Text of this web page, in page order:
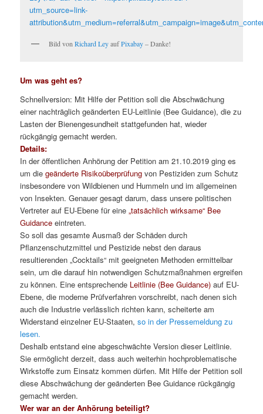
Bild vonRichard LeyaufPixabay– Danke!
Um was geht es?
Schnellversion: Mit Hilfe der Petition soll die Abschwächung
einer nachträglich geänderten EU-Leitlinie (Bee Guidance), die zu
Lasten der Bienengesundheit stattgefunden hat, wieder
rückgängig gemacht werden.
Details:
In der öffentlichen Anhörung der Petition am 21.10.2019 ging es
um diegeänderte Risikoüberprüfung von Pestiziden zum Schutz
insbesondere von Wildbienen und Hummeln und im allgemeinen
von Insekten. Genauer gesagt darum, dass unsere politischen
Vertreter auf EU-Ebene für eine„tatsächlich wirksame“ Bee
Guidance eintreten.
So soll das gesamte Ausmaß der Schäden durch
Pflanzenschutzmittel und Pestizide nebst den daraus
resultierenden „Cocktails“ mit geeigneten Methoden ermittelbar
sein, um die darauf hin notwendigen Schutzmaßnahmen ergreifen
zu können. Eine entsprechende Leitlinie (Bee Guidance) auf EU-
Ebene, die moderne Prüfverfahren vorschreibt, nach denen sich
auch die Industrie verlässlich richten kann, scheiterte am
Widerstand einzelner EU-Staaten,so in der Pressemeldung zu
lesen.
Deshalb entstand eine abgeschwächte Version dieser Leitlinie.
Sie ermöglicht derzeit, dass auch weiterhin hochproblematische
Wirkstoffe zum Einsatz kommen dürfen. Mit Hilfe der Petition soll
diese Abschwächung der geänderten Bee Guidance rückgängig
gemacht werden.
Wer war an der Anhörung beteiligt?